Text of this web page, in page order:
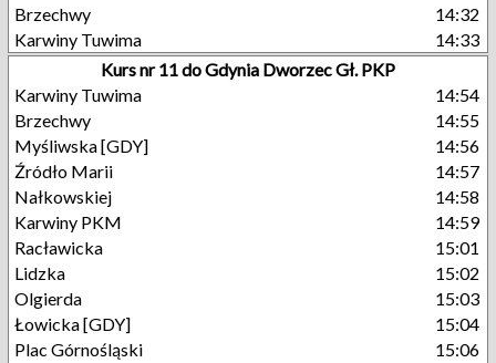
Brzechwy
14:32
Karwiny Tuwima
14:33
Kurs nr 11 do Gdynia Dworzec Gł. PKP
Karwiny Tuwima
14:54
Brzechwy
14:55
Myśliwska [GDY]
14:56
Źródło Marii
14:57
Nałkowskiej
14:58
Karwiny PKM
14:59
Racławicka
15:01
Lidzka
15:02
Olgierda
15:03
Łowicka [GDY]
15:04
Plac Górnośląski
15:06